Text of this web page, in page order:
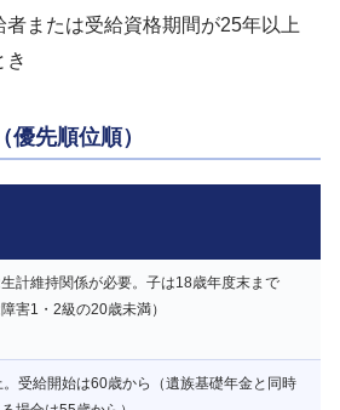
または受給資格期間が25年以上
き
先順位順）
計維持関係が必要。子は18歳年度末まで
障害1・2級の20歳未満）
受給開始は60歳から（遺族基礎年金と同時